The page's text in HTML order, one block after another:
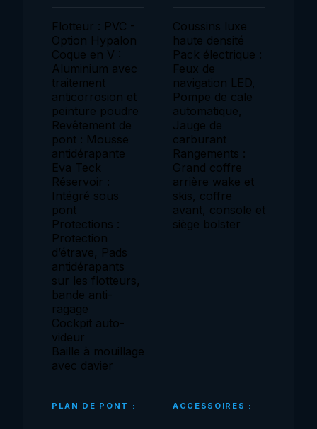
Flotteur : PVC -
Option Hypalon
Coque en V :
Aluminium avec
traitement
anticorrosion et
peinture poudre
Revêtement de
pont : Mousse
antidérapante
Eva Teck
Réservoir :
Intégré sous
pont
Protections :
Protection
d’étrave, Pads
antidérapants
sur les flotteurs,
bande anti-
ragage
Cockpit auto-
videur
Baille à mouillage
avec davier
Coussins luxe
haute densité
Pack électrique :
Feux de
navigation LED,
Pompe de cale
automatique,
Jauge de
carburant
Rangements :
Grand coffre
arrière wake et
skis, coffre
avant, console et
siège bolster
PLAN DE PONT : ACCESSOIRES :